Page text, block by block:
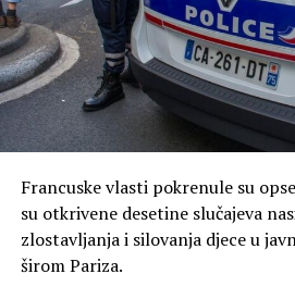
Francuske vlasti pokrenule su
su otkrivene desetine slučajeva
zlostavljanja i silovanja djece u
širom Pariza.